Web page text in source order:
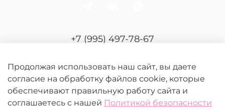
+7 (995) 497-78-67
Продолжая использовать наш сайт, вы даете
согласие на обработку файлов cookie, которые
обеспечивают правильную работу сайта и
соглашаетесь с нашей Политикой безопасности